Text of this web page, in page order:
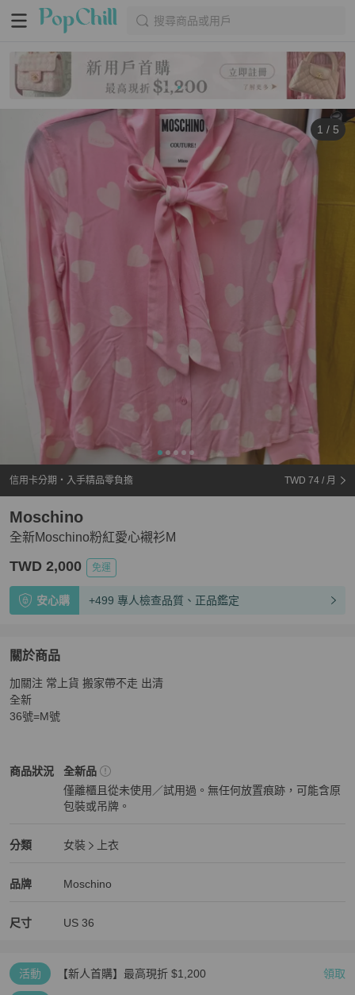
搜尋商品或用戶
1 / 5
信用卡分期・入手精品零負擔 TWD 74 / 月
全新Moschino粉紅愛心襯衫M
Moschino
TWD 2,000 免運
安心購 +499 專人檢查品質、正品鑑定
關於商品
關於全新Moschino粉紅愛心襯衫M
加關注 常上貨 搬家帶不走 出清
全新
36號=M號
商品狀況
Moschino 女裝商品狀態與細節
全新品
僅離櫃且從未使用／試用過。無任何放置痕跡，可能含原
包裝或吊牌。
分類
Moschino 女裝分類資訊
女裝
上衣
品牌
Moschino 精品女裝品牌介紹
Moschino
Moschino 推薦清單
尺寸 US 36
活動 【新人首購】最高現折 $1,200 領取